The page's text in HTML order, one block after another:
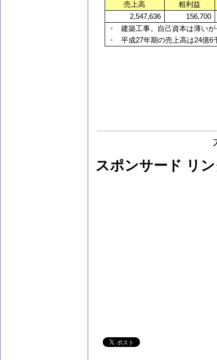
売上高
粗利益
2,547,636
156,700
・
建築工事。自己資本は薄い
・
平成27年期の売上高は24億6
スポンサード リ